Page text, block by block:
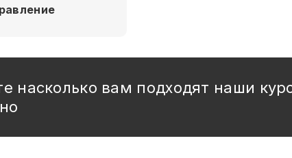
насколько вам подходят наши